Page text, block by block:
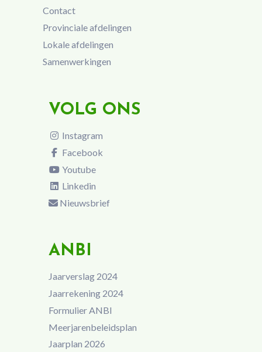
Contact
Provinciale afdelingen
Lokale afdelingen
Samenwerkingen
VOLG ONS
Instagram
Facebook
Youtube
Linkedin
Nieuwsbrief
ANBI
Jaarverslag 2024
Jaarrekening 2024
Formulier ANBI
Meerjarenbeleidsplan
Jaarplan 2026